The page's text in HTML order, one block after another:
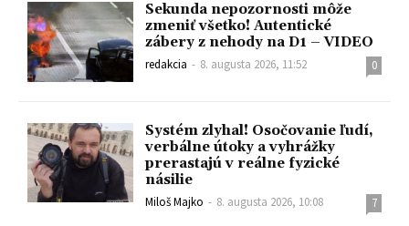
Sekunda nepozornosti môže
zmeniť všetko! Autentické
zábery z nehody na D1 – VIDEO
redakcia - 8. augusta 2026, 11:52 0
Systém zlyhal! Osočovanie ľudí,
verbálne útoky a vyhrážky
prerastajú v reálne fyzické
násilie
Miloš Majko - 8. augusta 2026, 10:08 7